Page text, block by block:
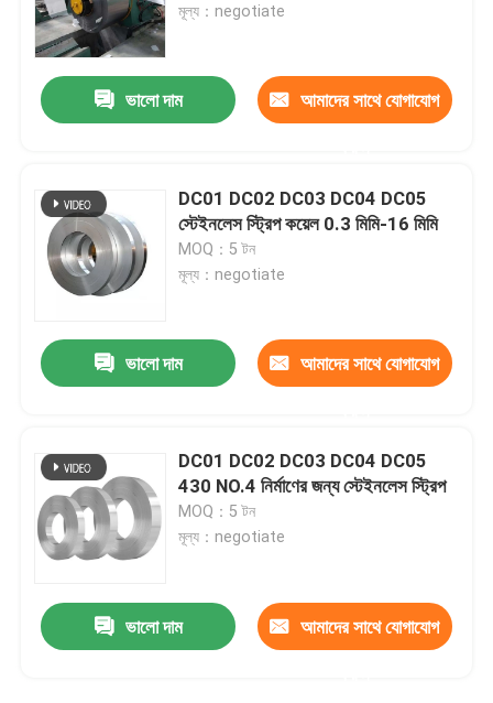
মূল্য：negotiate
ভালো দাম আমাদের সাথে যোগাযোগ
DC01 DC02 DC03 DC04 DC05
স্টেইনলেস স্ট্রিপ কয়েল 0.3 মিমি-16 মিমি
MOQ：5 টন
মূল্য：negotiate
ভালো দাম আমাদের সাথে যোগাযোগ
DC01 DC02 DC03 DC04 DC05
430 NO.4 নির্মাণের জন্য স্টেইনলেস স্ট্রিপ
MOQ：5 টন
মূল্য：negotiate
ভালো দাম আমাদের সাথে যোগাযোগ